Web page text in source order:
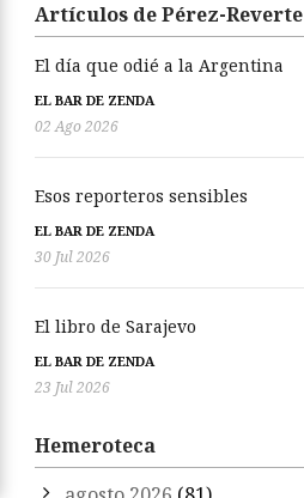
Artículos de Pérez-Reverte
El día que odié a la Argentina
EL BAR DE ZENDA
02 Ago 2026
Esos reporteros sensibles
EL BAR DE ZENDA
30 Jul 2026
El libro de Sarajevo
EL BAR DE ZENDA
23 Jul 2026
Hemeroteca